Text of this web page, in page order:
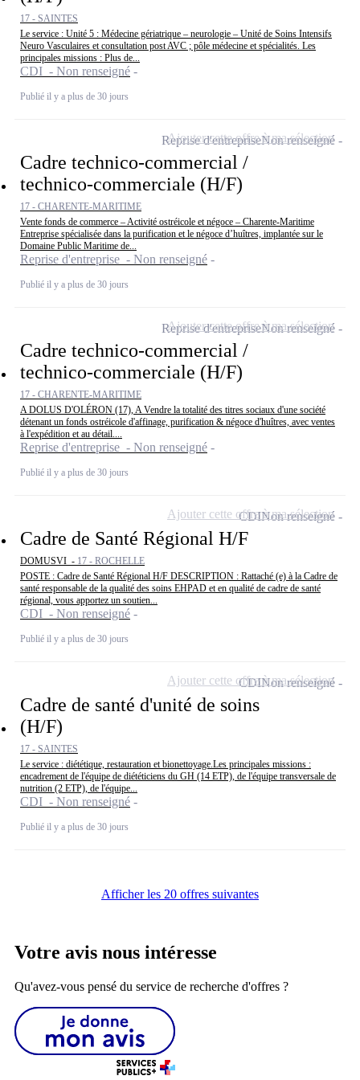
17 - SAINTES
Le service : Unité 5 : Médecine gériatrique – neurologie – Unité de Soins Intensifs
Neuro Vasculaires et consultation post AVC ; pôle médecine et spécialités. Les
principales missions : Plus de...
CDI - Non renseigné
Publié il y a plus de 30 jours
Cadre technico-commercial /
technico-commerciale (H/F)
17 - CHARENTE-MARITIME
Vente fonds de commerce – Activité ostréicole et négoce – Charente-Maritime
Entreprise spécialisée dans la purification et le négoce d’huîtres, implantée sur le
Domaine Public Maritime de...
Reprise d'entreprise - Non renseigné
Publié il y a plus de 30 jours
Reprise d'entrepriseNon renseigné
Ajouter cette offre à ma sélection
Cadre technico-commercial /
technico-commerciale (H/F)
17 - CHARENTE-MARITIME
A DOLUS D'OLÉRON (17), A Vendre la totalité des titres sociaux d'une société
détenant un fonds ostréicole d'affinage, purification & négoce d'huîtres, avec ventes
à l'expédition et au détail....
Reprise d'entreprise - Non renseigné
Publié il y a plus de 30 jours
Reprise d'entrepriseNon renseigné
Ajouter cette offre à ma sélection
Cadre de Santé Régional H/F
DOMUSVI - 17 - ROCHELLE
POSTE : Cadre de Santé Régional H/F DESCRIPTION : Rattaché (e) à la Cadre de
santé responsable de la qualité des soins EHPAD et en qualité de cadre de santé
régional, vous apportez un soutien...
CDI - Non renseigné
Publié il y a plus de 30 jours
CDINon renseigné
Ajouter cette offre à ma sélection
Cadre de santé d'unité de soins
(H/F)
17 - SAINTES
Le service : diététique, restauration et bionettoyage.Les principales missions :
encadrement de l'équipe de diététiciens du GH (14 ETP), de l'équipe transversale de
nutrition (2 ETP), de l'équipe...
CDI - Non renseigné
Publié il y a plus de 30 jours
CDINon renseigné
Ajouter cette offre à ma sélection
Afficher les 20 offres suivantes
Votre avis nous intéresse
Qu'avez-vous pensé du service de recherche d'offres ?